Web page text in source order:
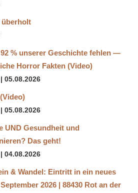
überholt
% unserer Geschichte fehlen —
Horror Fakten (Video)
05.08.2026
05.08.2026
UND Gesundheit und
Das geht!
04.08.2026
& Wandel: Eintritt in ein neues
2026 | 88430 Rot an der